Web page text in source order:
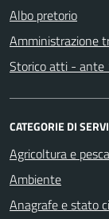
Albo pretorio
Amministrazione
Storico atti -
CATEGORIE DI
Agricoltura e pesca
Ambiente
Anagrafe e stato